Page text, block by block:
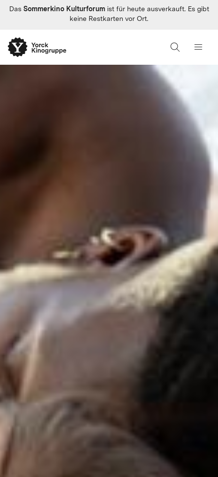
Das Sommerkino Kulturforumist für heute ausverkauft. Es gibt
keine Restkarten vor Ort.